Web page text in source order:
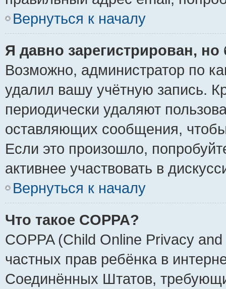
Вернуться к началу
Я давно зарегистрирован,
Возможно, администратор по
удалил вашу учётную запись.
периодически удаляют
оставляющих сообщения,
Если это произошло,
активнее участвовать в
Вернуться к началу
Что такое COPPA?
COPPA (Child Online Privacy
частных прав ребёнка в
Соединённых Штатов,